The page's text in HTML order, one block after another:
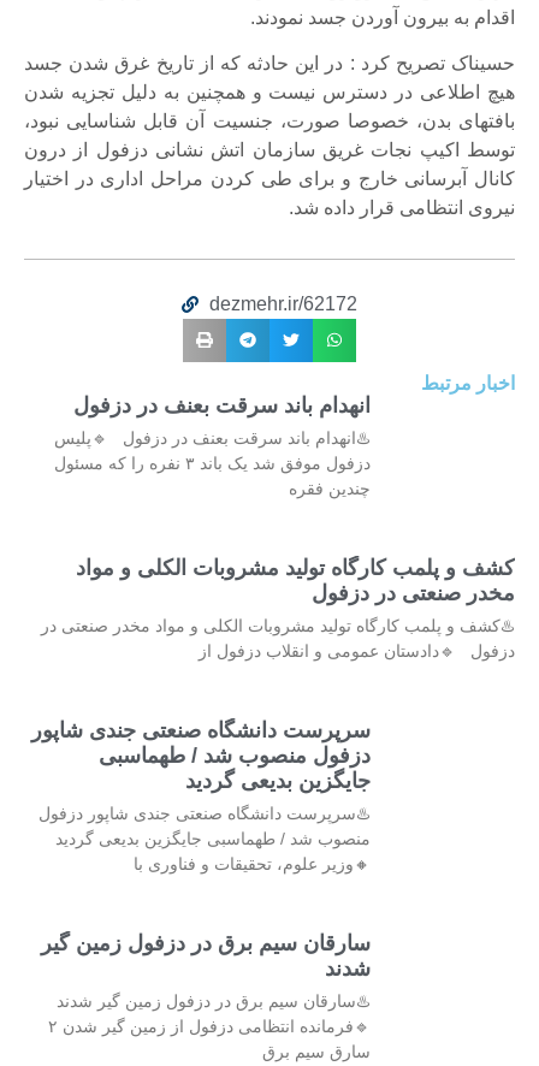
اقدام به بیرون آوردن جسد نمودند.
حسیناک تصریح کرد : در این حادثه که از تاریخ غرق شدن جسد
هیچ اطلاعی در دسترس نیست و همچنین به دلیل تجزیه شدن
بافتهای بدن، خصوصا صورت، جنسیت آن قابل شناسایی نبود،
توسط اکیپ نجات غریق سازمان اتش نشانی دزفول از درون
کانال آبرسانی خارج و برای طی کردن مراحل اداری در اختیار
نیروی انتظامی قرار داده شد.
dezmehr.ir/62172
اخبار مرتبط
انهدام باند سرقت بعنف در دزفول
♨️انهدام باند سرقت بعنف در دزفول 🔹پلیس
دزفول موفق شد یک باند ۳ نفره را که مسئول
چندین فقره
کشف و پلمب کارگاه تولید مشروبات الکلی و مواد
مخدر صنعتی در دزفول
♨️کشف و پلمب کارگاه تولید مشروبات الکلی و مواد مخدر صنعتی در
دزفول 🔹دادستان عمومی و انقلاب دزفول از
سرپرست دانشگاه صنعتی جندی شاپور
دزفول منصوب شد / طهماسبی
جایگزین بدیعی گردید
♨️سرپرست دانشگاه صنعتی جندی شاپور دزفول
منصوب شد / طهماسبی جایگزین بدیعی گردید
🔸وزیر علوم، تحقیقات و فناوری با
سارقان سیم برق در دزفول زمین گیر
شدند
♨️سارقان سیم برق در دزفول زمین گیر شدند
🔹فرمانده انتظامی دزفول از زمین گیر شدن ۲
سارق سیم برق